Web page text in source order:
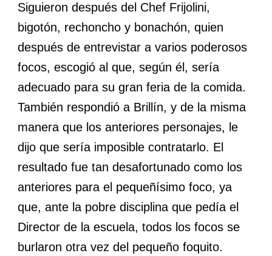
Siguieron después del Chef Frijolini,
bigotón, rechoncho y bonachón, quien
después de entrevistar a varios poderosos
focos, escogió al que, según él, sería
adecuado para su gran feria de la comida.
También respondió a Brillín, y de la misma
manera que los anteriores personajes, le
dijo que sería imposible contratarlo. El
resultado fue tan desafortunado como los
anteriores para el pequeñísimo foco, ya
que, ante la pobre disciplina que pedía el
Director de la escuela, todos los focos se
burlaron otra vez del pequeño foquito.